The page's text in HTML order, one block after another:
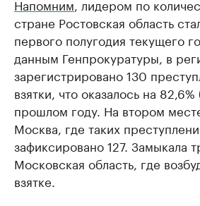
Напомним, лидером по
стране Ростовская область
первого полугодия текущего
данным Генпрокуратуры, в
зарегистрировано 130
взятки, что оказалось на
прошлом году. На втором
Москва, где таких
зафиксировано 127. Замыкала
Московская область, где
взятке.